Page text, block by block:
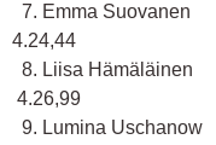
7. Emma
4.24,44
8. Liisa
4.26,99
9. Lumina